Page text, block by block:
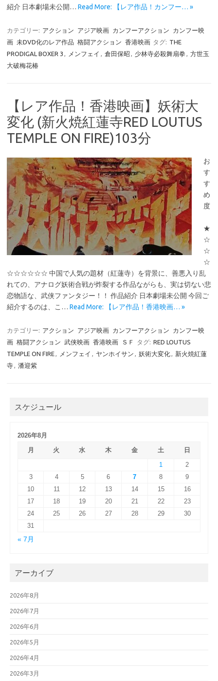
紹介 日本劇場未公開… Read More: 【レア作品！カンフー… »
カテゴリー: アクション アジア映画 カンフーアクション
カンフー映
画 未DVD化のレア作品 格闘アクション 香港映画 タグ: THE
PRODIGAL BOXER 3 , メンフェイ , 倉田保昭 , 少林寺必殺舞扇拳 , 方世玉
大破梅花椿
【レア作品！香港映画】妖術大
変化 (新火焼紅蓮寺RED LOUTUS
TEMPLE ON FIRE)103分
お
す
す
め
度
★
☆
☆
☆
☆☆☆☆☆☆ 中国で人気の題材（紅蓮寺）を背景に、善悪入り乱
れての、アナログ妖術合戦が炸裂する作品ながらも、実は切ない悲
恋物語な、武侠ファンタジー！！ 作品紹介 日本劇場未公開 今回ご
紹介するのは、こ… Read More: 【レア作品！香港映画… »
カテゴリー: アクション アジア映画 カンフーアクション
カンフー映
画 格闘アクション 武侠映画 香港映画 ＳＦ タグ: RED LOUTUS
TEMPLE ON FIRE, メンフェイ , ヤンホイサン , 妖術大変化, 新火焼紅蓮
寺, 潘迎紫
スケジュール
2026年8月
月
火 水 木 金 土
日
1
2
3
4 5 6 7 8
9
10
11 12 13 14 15
16
17
18 19 20 21 22
23
24
25 26 27 28 29
30
31
« 7月
アーカイブ
2026年8月
2026年7月
2026年6月
2026年5月
2026年4月
2026年3月